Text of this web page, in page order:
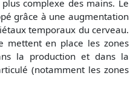
complexe des mains. Le
grâce à une augmentation
temporaux du cerveau.
mettent en place les zones
la production et dans la
(notamment les zones